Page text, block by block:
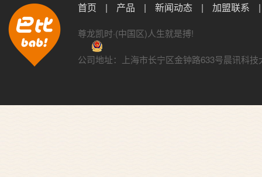
首页 | 产品 | 新闻动态 | 加盟联系 |
尊龙凯时·(中国区)人生就是搏!
公司地址：上海市长宁区金钟路633号晨讯科技